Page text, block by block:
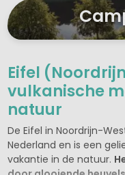
Eifel
vulkanische
natuur
De Eifel in Noordrijn-
Nederland en is een
vakantie in de natuur.